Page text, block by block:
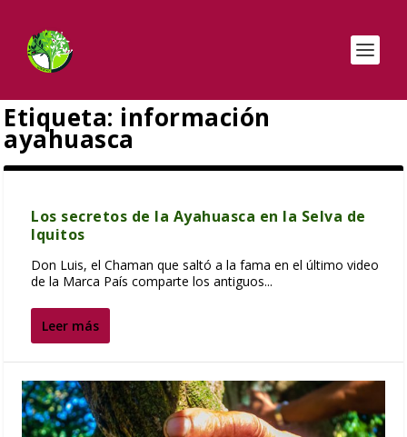
Etiqueta: información
ayahuasca
Los secretos de la Ayahuasca en la Selva de
Iquitos
Don Luis, el Chaman que saltó a la fama en el último video
de la Marca País comparte los antiguos...
Leer más